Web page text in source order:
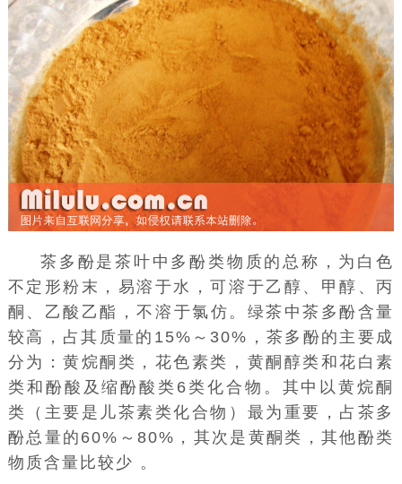
茶多酚是茶叶中多酚类物质的总称，为白色
不定形粉末，易溶于水，可溶于乙醇、甲醇、丙
酮 、乙酸乙酯，不溶于氯仿。绿茶中茶多酚含量
较高，占其质量的15%～30%，茶多酚的主要成
分为：黄烷酮类，花色素类，黄酮醇类和花白素
类和酚酸及缩酚酸类6类化合物。其中以黄烷酮
类（主要是儿茶素类化合物）最为重要，占茶多
酚总量的60%～80%，其次是 黄酮类 ，其他酚类
物质含量比较少 。